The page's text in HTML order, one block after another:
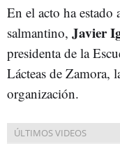
En el acto ha
salmantino, Javier
presidenta de la
Lácteas de Zamora,
organización.